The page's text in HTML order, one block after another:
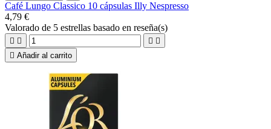
Café Lungo Classico 10 cápsulas Illy Nespresso
4,79 €
Valorado de 5 estrellas basado en reseña(s)
   
 Añadir al carrito